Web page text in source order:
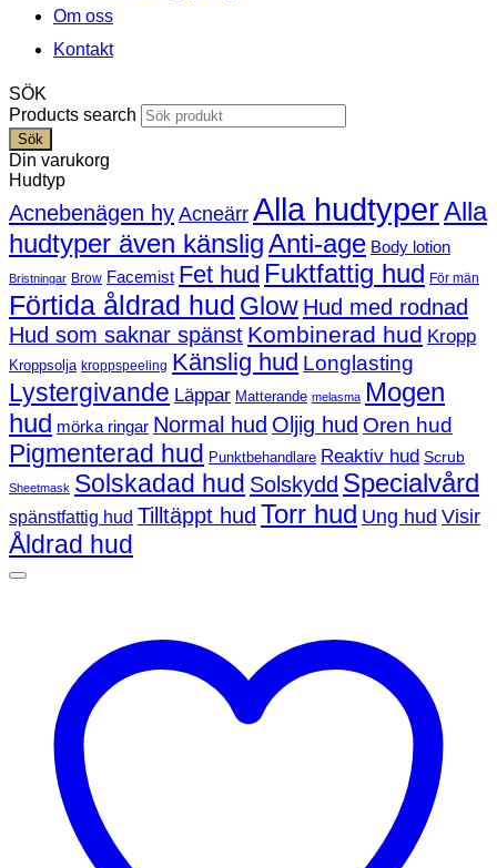
Om oss
Kontakt
SÖK
Products search
Sök
Din varukorg
Hudtyp
Acnebenägen hy Acneärr Alla hudtyperAlla
hudtyper även känsligAnti-age Body lotion
Bristningar Brow Facemist Fet hud Fuktfattig hud För män
Förtida åldrad hud Glow Hud med rodnad
Hud som saknar spänst Kombinerad hud Kropp
Kroppsolja kroppspeeling Känslig hud Longlasting
Lystergivande Läppar Matterande melasma Mogen
hud mörka ringar Normal hud Oljig hud Oren hud
Pigmenterad hud Punktbehandlare Reaktiv hud Scrub
Sheetmask Solskadad hud Solskydd Specialvård
spänstfattig hud Tilltäppt hud Torr hud Ung hud Visir
Åldrad hud